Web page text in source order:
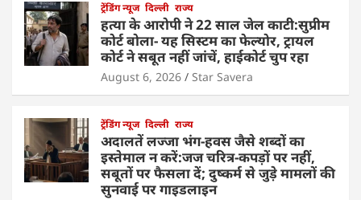
ट्रेंडिंग न्यूज दिल्ली राज्य
हत्या के आरोपी ने 22 साल जेल काटी:सुप्रीम
कोर्ट बोला- यह सिस्टम का फेल्योर, ट्रायल
कोर्ट ने सबूत नहीं जांचें, हाईकोर्ट चुप रहा
August 6, 2026 Star Savera
ट्रेंडिंग न्यूज दिल्ली राज्य
अदालतें लज्जा भंग-हवस जैसे शब्दों का
इस्तेमाल न करें:जज चरित्र-कपड़ों पर नहीं,
सबूतों पर फैसला दें; दुष्कर्म से जुड़े मामलों की
सुनवाई पर गाइडलाइन